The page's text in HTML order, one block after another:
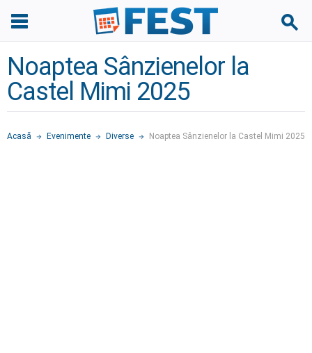
Noaptea Sânzienelor la
Castel Mimi 2025
Acasă Evenimente Diverse Noaptea Sânzienelor la Castel Mimi 2025